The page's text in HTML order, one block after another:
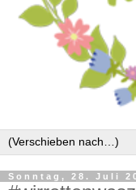
Sonntag, 28. Juli